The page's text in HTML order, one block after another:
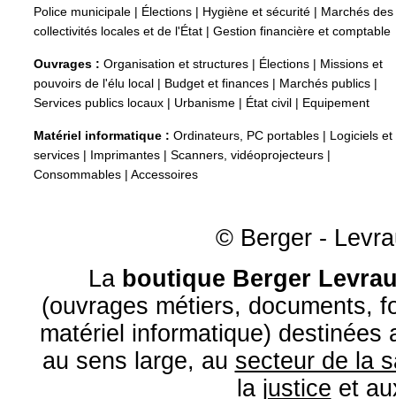
Police municipale
Élections Hygiène et sécurité
Marchés des
collectivités locales et de l'État
Gestion financière et comptable
Ouvrages : Organisation et structures Élections
Missions et
pouvoirs de l'élu local
Budget et finances Marchés publics
Services publics locaux
Urbanisme État civil Equipement
Matériel informatique : Ordinateurs, PC portables
Logiciels et
services
Imprimantes Scanners, vidéoprojecteurs
Consommables
Accessoires
© Berger -
La boutique Berger
(ouvrages métiers, documents,
matériel informatique) destinées
au sens large, au secteur de la
la justice et